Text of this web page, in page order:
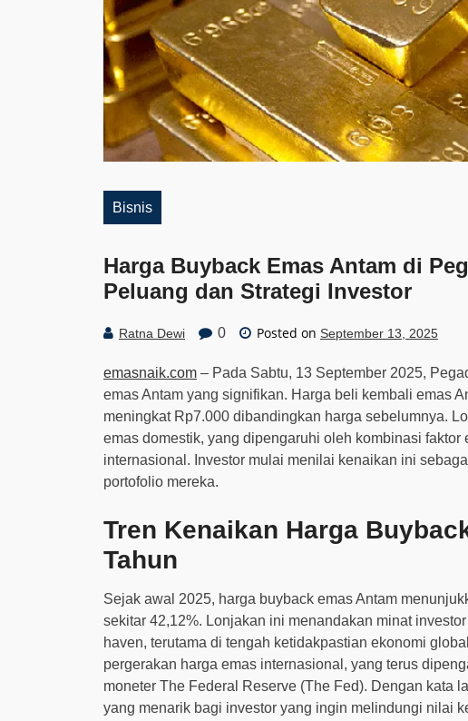
Bisnis
Harga Buyback Emas Antam di
Peluang dan Strategi Investor
Ratna Dewi 0 Posted on September 13, 2025
emasnaik.com – Pada Sabtu, 13 September 2025,
emas Antam yang signifikan. Harga beli kembali emas
meningkat Rp7.000 dibandingkan harga sebelumnya.
emas domestik, yang dipengaruhi oleh kombinasi
internasional. Investor mulai menilai kenaikan ini
portofolio mereka.
Tren Kenaikan Harga
Tahun
Sejak awal 2025, harga buyback emas Antam
sekitar 42,12%. Lonjakan ini menandakan minat
haven, terutama di tengah ketidakpastian ekonomi
pergerakan harga emas internasional, yang terus
moneter The Federal Reserve (The Fed). Dengan kata
yang menarik bagi investor yang ingin melindungi nilai